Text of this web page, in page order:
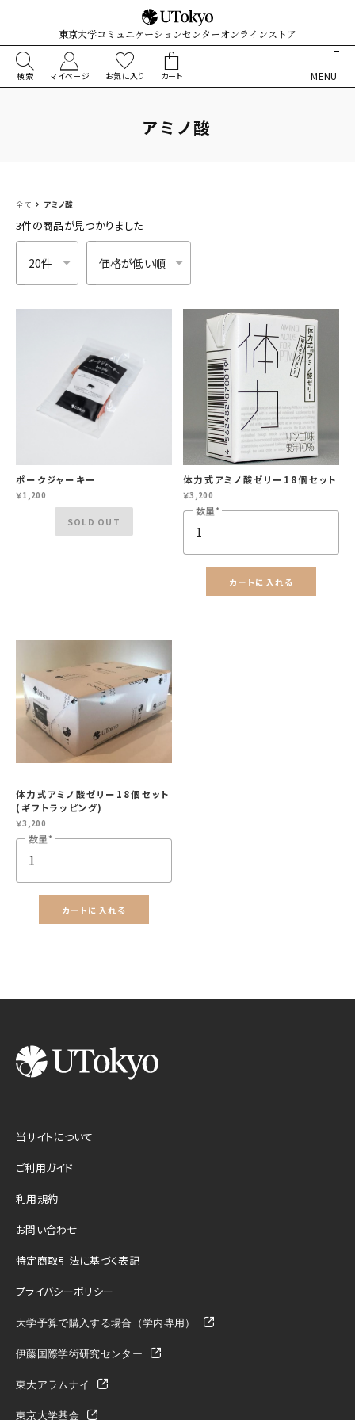
東京大学コミュニケーションセンターオンラインストア
検索 マイページ お気に入り カート
アミノ酸
全て アミノ酸
3件の商品が見つかりました
件数 並び順
ポークジャーキー
￥1,200
SOLD OUT
体力式アミノ酸ゼリー18個セット
￥3,200
数量
カートに入れる
体力式アミノ酸ゼリー18個セット
(ギフトラッピング)
￥3,200
数量
カートに入れる
カートへ進む
当サイトについて
ご利用ガイド
利用規約
お問い合わせ
特定商取引法に基づく表記
プライバシーポリシー
大学予算で購入する場合（学内専用）
伊藤国際学術研究センター
東大アラムナイ
東京大学基金